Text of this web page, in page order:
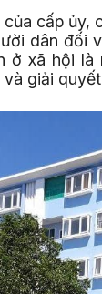
cấp
dân đối
ở xã hội
giải